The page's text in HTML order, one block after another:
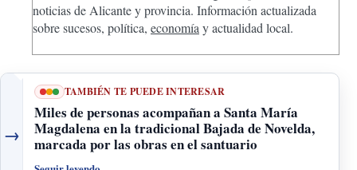
noticias de Alicante y provincia. Información actualizada
sobre sucesos, política, economíay actualidad local.
→
TAMBIÉN TE PUEDE INTERESAR
Miles de personas acompañan a Santa María
Magdalena en la tradicional Bajada de Novelda,
marcada por las obras en el santuario